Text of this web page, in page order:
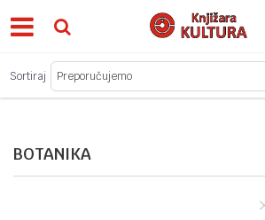
BESPLATNA ISPORUKA ZA IZNOSE
BOTANIKA
Sortiraj